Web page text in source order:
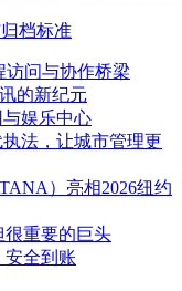
档标准
访问与协作桥梁
的新纪元
与娱乐中心
法，让城市管理更
）亮相2026纽约
很重要的巨头
安全到账